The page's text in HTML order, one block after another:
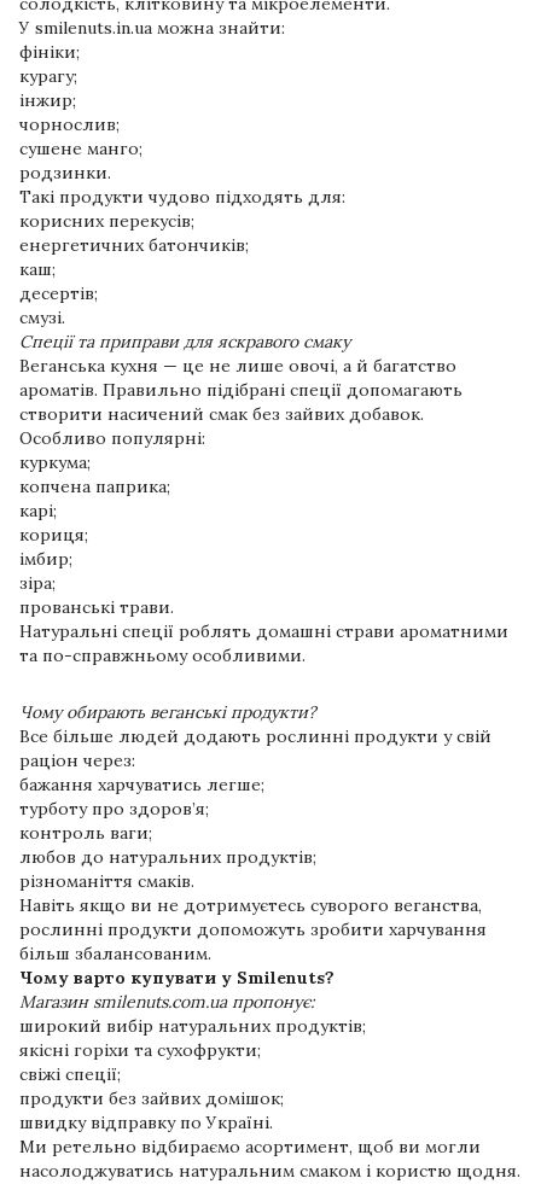
У smilenuts.in.ua⁠ можна знайти:
фініки;
курагу;
інжир;
чорнослив;
сушене манго;
родзинки.
Такі продукти чудово підходять для:
корисних перекусів;
енергетичних батончиків;
каш;
десертів;
смузі.
Спеції та приправи для яскравого смаку
Веганська кухня — це не лише овочі, а й багатство
ароматів. Правильно підібрані спеції допомагають
створити насичений смак без зайвих добавок.
Особливо популярні:
куркума;
копчена паприка;
карі;
кориця;
імбир;
зіра;
прованські трави.
Натуральні спеції роблять домашні страви ароматними
та по-справжньому особливими.
Чому обирають веганські продукти?
Все більше людей додають рослинні продукти у свій
раціон через:
бажання харчуватись легше;
турботу про здоров’я;
контроль ваги;
любов до натуральних продуктів;
різноманіття смаків.
Навіть якщо ви не дотримуєтесь суворого веганства,
рослинні продукти допоможуть зробити харчування
більш збалансованим.
Чому варто купувати у Smilenuts?
Магазин smilenuts.com.ua⁠ пропонує:
широкий вибір натуральних продуктів;
якісні горіхи та сухофрукти;
свіжі спеції;
продукти без зайвих домішок;
швидку відправку по Україні.
Ми ретельно відбираємо асортимент, щоб ви могли
насолоджуватись натуральним смаком і користю щодня.